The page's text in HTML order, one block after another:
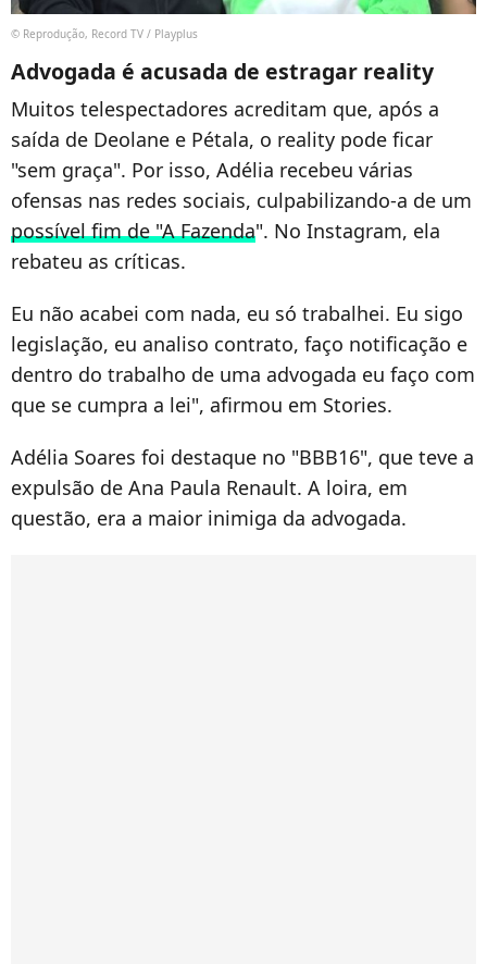
© Reprodução, Record TV / Playplus
Advogada é acusada de estragar reality
Muitos telespectadores acreditam que, após a
saída de Deolane e Pétala, o reality pode ficar
"sem graça". Por isso, Adélia recebeu várias
ofensas nas redes sociais, culpabilizando-a de um
possível fim de "A Fazenda". No Instagram, ela
rebateu as críticas.
Eu não acabei com nada, eu só trabalhei. Eu sigo
legislação, eu analiso contrato, faço notificação e
dentro do trabalho de uma advogada eu faço com
que se cumpra a lei", afirmou em Stories.
Adélia Soares foi destaque no "BBB16", que teve a
expulsão de Ana Paula Renault. A loira, em
questão, era a maior inimiga da advogada.